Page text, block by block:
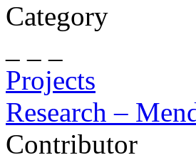
Category
Projects
Research –
Contributor